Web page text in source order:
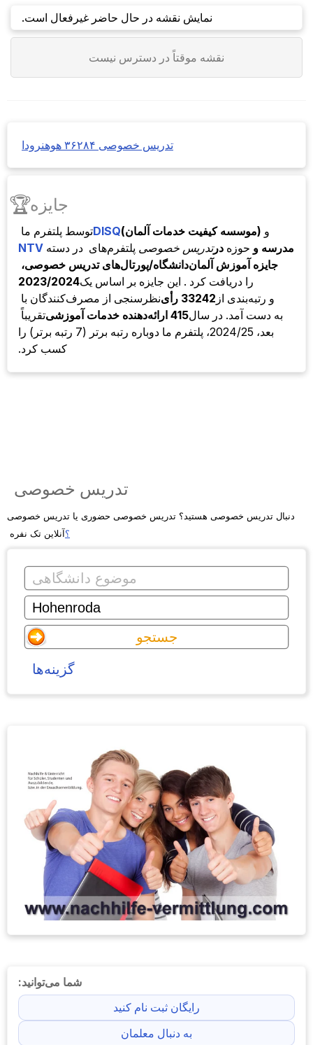
نمایش نقشه در حال حاضر غیرفعال است.
نقشه موقتاً در دسترس نیست
تدریس خصوصی ۳۶۲۸۴ هوهنرودا
🏆جایزه
پلتفرم ما توسطDISQ(موسسه کیفیت خدمات آلمان) و
NTV در دسته پلتفرم‌های تدریس خصوصیدر حوزه مدرسه و
دانشگاه/پورتال‌های تدریس خصوصی،جایزه آموزش آلمان
2023/2024را دریافت کرد . این جایزه بر اساس یک
نظرسنجی از مصرف‌کنندگان با
33242 رأی و رتبه‌بندی از
تقریباً
415 ارائه‌دهنده خدمات آموزشیبه دست آمد. در سال
بعد، 2024/25، پلتفرم ما دوباره رتبه برتر (7 رتبه برتر) را
کسب کرد.
تدریس خصوصی
دنبال تدریس خصوصی هستید؟ تدریس خصوصی حضوری یا تدریس خصوصی
آنلاین تک نفره؟
گزینه‌ها
شما می‌توانید:
رایگان ثبت نام کنید
به دنبال معلمان